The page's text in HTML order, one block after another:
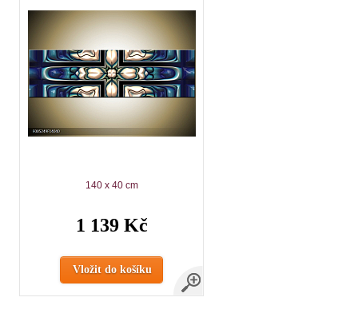
140 x 40 cm
1 139 Kč
Vložit do košíku